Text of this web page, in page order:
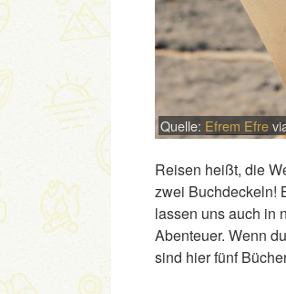
Quelle: Efrem Efre
Reisen heißt, die
zwei Buchdeckeln!
lassen uns auch in
Abenteuer. Wenn
sind hier fünf